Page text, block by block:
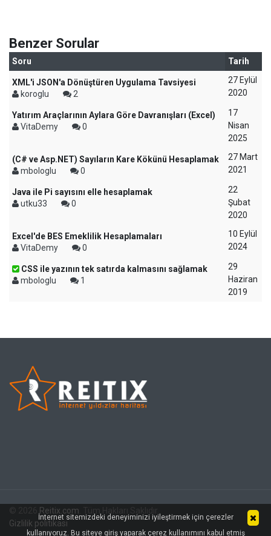
Benzer Sorular
Soru Tarih
XML'i JSON'a Dönüştüren Uygulama Tavsiyesi
koroglu
2
27 Eylül
2020
Yatırım Araçlarının Aylara Göre Davranışları (Excel)
VitaDemy
0
17
Nisan
2025
(C# ve Asp.NET) Sayıların Kare Kökünü Hesaplamak
mbologlu
0
27 Mart
2021
Java ile Pi sayısını elle hesaplamak
utku33
0
22
Şubat
2020
Excel'de BES Emeklilik Hesaplamaları
VitaDemy
0
10 Eylül
2024
CSS ile yazının tek satırda kalmasını sağlamak
mbologlu
1
29
Haziran
2019
Reitix.com
Gizlilik politikası
İnternet sitemizdeki deneyiminizi iyileştirmek için çerezler
kullanıyoruz. Bu siteye giriş yaparak çerez kullanımını kabul etmiş